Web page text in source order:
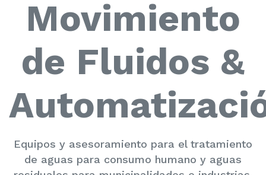
Movimiento
de Fluidos &
Equipos y asesoramiento para el tratamiento
de aguas para consumo humano y aguas